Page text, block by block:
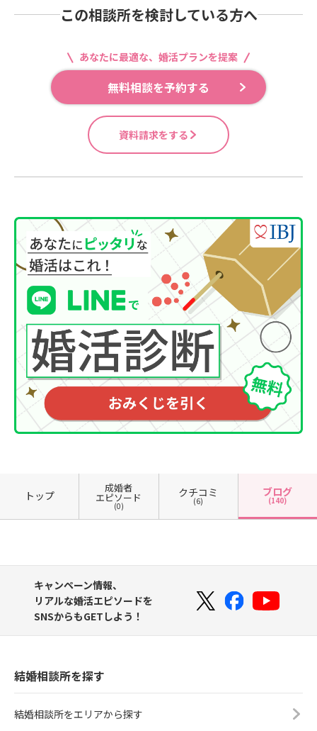
この相談所を検討している方へ
あなたに最適な、婚活プランを提案
無料相談を予約する
資料請求をする
トップ
成婚者
エピソード
(0)
クチコミ
(6)
ブログ
(140)
キャンペーン情報、
リアルな婚活エピソードを
SNSからもGETしよう！
結婚相談所を探す
結婚相談所をエリアから探す